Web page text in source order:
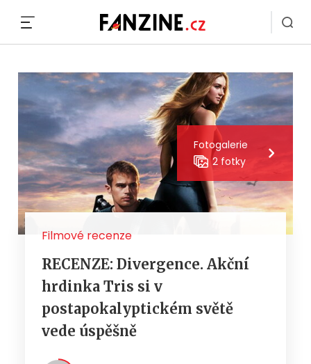
Fotogalerie
2 fotky
Filmové recenze
RECENZE: Divergence. Akční
hrdinka Tris si v
postapokalyptickém světě
vede úspěšně